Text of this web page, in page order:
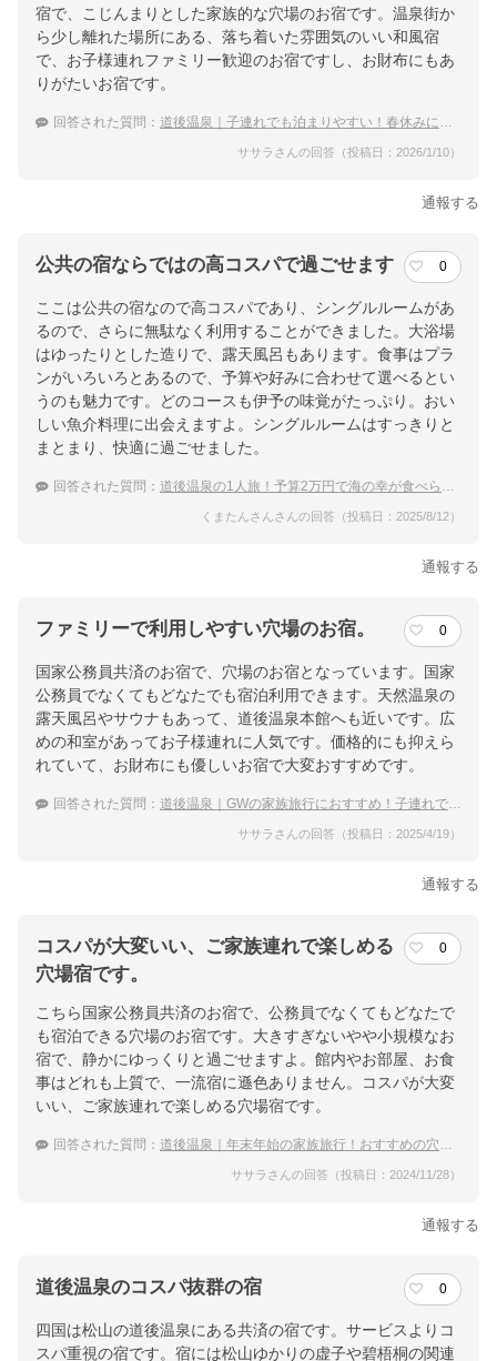
宿で、こじんまりとした家族的な穴場のお宿です。温泉街か
ら少し離れた場所にある、落ち着いた雰囲気のいい和風宿
で、お子様連れファミリー歓迎のお宿ですし、お財布にもあ
りがたいお宿です。
回答された質問： 道後温泉｜子連れでも泊まりやすい！春休みにおすすめな穴場の宿は？
ササラさんの回答（投稿日：2026/1/10）
通報する
公共の宿ならではの高コスパで過ごせます 0
ここは公共の宿なので高コスパであり、シングルルームがあ
るので、さらに無駄なく利用することができました。大浴場
はゆったりとした造りで、露天風呂もあります。食事はプラ
ンがいろいろとあるので、予算や好みに合わせて選べるとい
うのも魅力です。どのコースも伊予の味覚がたっぷり。おい
しい魚介料理に出会えますよ。シングルルームはすっきりと
まとまり、快適に過ごせました。
回答された質問： 道後温泉の1人旅！予算2万円で海の幸が食べられるおすすめ温泉宿
くまたんさんさんの回答（投稿日：2025/8/12）
通報する
ファミリーで利用しやすい穴場のお宿。 0
国家公務員共済のお宿で、穴場のお宿となっています。国家
公務員でなくてもどなたでも宿泊利用できます。天然温泉の
露天風呂やサウナもあって、道後温泉本館へも近いです。広
めの和室があってお子様連れに人気です。価格的にも抑えら
れていて、お財布にも優しいお宿で大変おすすめです。
回答された質問： 道後温泉｜GWの家族旅行におすすめ！子連れでも泊まれる穴場な宿は？
ササラさんの回答（投稿日：2025/4/19）
通報する
コスパが大変いい、ご家族連れで楽しめる
穴場宿です。
0
こちら国家公務員共済のお宿で、公務員でなくてもどなたで
も宿泊できる穴場のお宿です。大きすぎないやや小規模なお
宿で、静かにゆっくりと過ごせますよ。館内やお部屋、お食
事はどれも上質で、一流宿に遜色ありません。コスパが大変
いい、ご家族連れで楽しめる穴場宿です。
回答された質問： 道後温泉｜年末年始の家族旅行！おすすめの穴場な宿は？
ササラさんの回答（投稿日：2024/11/28）
通報する
道後温泉のコスパ抜群の宿 0
四国は松山の道後温泉にある共済の宿です。サービスよりコ
スパ重視の宿です。宿には松山ゆかりの虚子や碧梧桐の関連